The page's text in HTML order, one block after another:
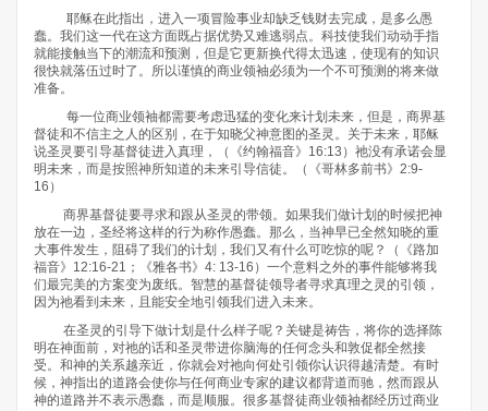
耶稣在此指出，进入一项冒险事业却缺乏钱财去完成，是多么愚
蠢。我们这一代在这方面既占据优势又难逃弱点。科技使我们动动手指
就能接触当下的潮流和预测，但是它更新换代得太迅速，使现有的知识
很快就落伍过时了。所以谨慎的商业领袖必须为一个不可预测的将来做
准备。
每一位商业领袖都需要考虑迅猛的变化来计划未来，但是，商界基
督徒和不信主之人的区别，在于知晓父神意图的圣灵。关于未来，耶稣
说圣灵要引导基督徒进入真理，（《约翰福音》16:13）祂没有承诺会显
明未来，而是按照神所知道的未来引导信徒。（《哥林多前书》2:9-
16）
商界基督徒要寻求和跟从圣灵的带领。如果我们做计划的时候把神
放在一边，圣经将这样的行为称作愚蠢。那么，当神早已全然知晓的重
大事件发生，阻碍了我们的计划，我们又有什么可吃惊的呢？（《路加
福音》12:16-21；《雅各书》4: 13-16）一个意料之外的事件能够将我
们最完美的方案变为废纸。智慧的基督徒领导者寻求真理之灵的引领，
因为祂看到未来，且能安全地引领我们进入未来。
在圣灵的引导下做计划是什么样子呢？关键是祷告，将你的选择陈
明在神面前，对祂的话和圣灵带进你脑海的任何念头和敦促都全然接
受。和神的关系越亲近，你就会对祂向何处引领你认识得越清楚。有时
候，神指出的道路会使你与任何商业专家的建议都背道而驰，然而跟从
神的道路并不表示愚蠢，而是顺服。很多基督徒商业领袖都经历过商业